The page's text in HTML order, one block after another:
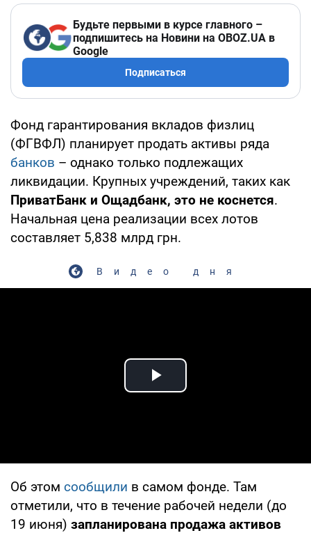
Будьте первыми в курсе главного –
подпишитесь на Новини на OBOZ.UA в
Google
Подписаться
Фонд гарантирования вкладов физлиц
(ФГВФЛ) планирует продать активы ряда
банков – однако только подлежащих
ликвидации. Крупных учреждений, таких как
ПриватБанк и Ощадбанк, это не коснется.
Начальная цена реализации всех лотов
составляет 5,838 млрд грн.
Видео дня
Play Video
Об этом сообщили в самом фонде. Там
отметили, что в течение рабочей недели (до
19 июня) запланирована продажа активов